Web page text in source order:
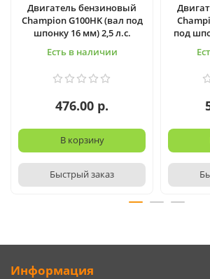
Двигатель бензиновый
Champion G100HK (вал под
шпонку 16 мм) 2,5 л.с.
Есть в наличии
476.00 р.
В корзину
Быстрый заказ
под
Информация